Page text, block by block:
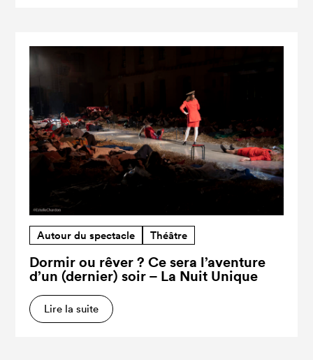
Autour du spectacle Théâtre
Dormir ou rêver ? Ce sera l’aventure
d’un (dernier) soir – La Nuit Unique
Lire la suite